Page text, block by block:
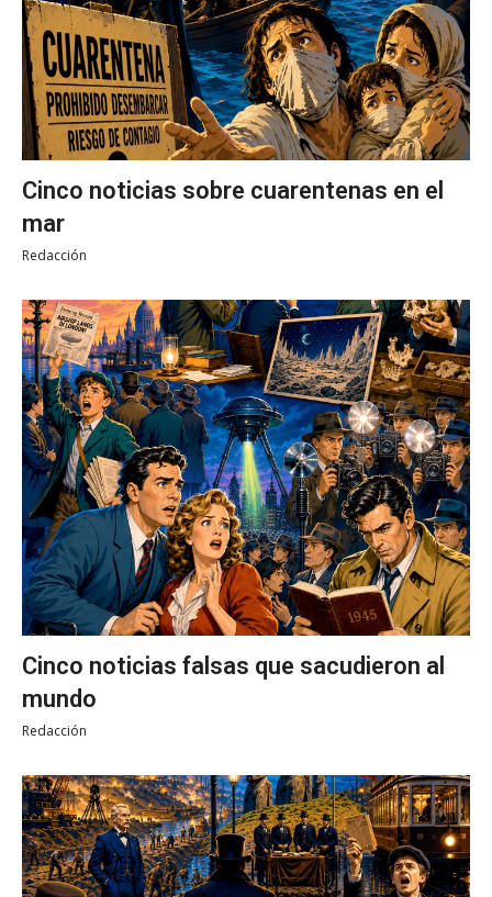
Cinco noticias sobre cuarentenas en el
mar
Redacción
Cinco noticias falsas que sacudieron al
mundo
Redacción